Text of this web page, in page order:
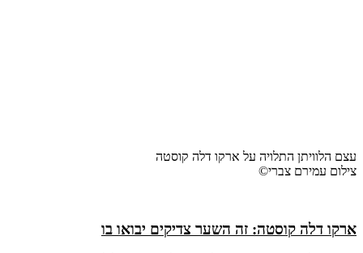
עצם הלוויתן התלויה על ארקו דלה קוסטה
צילום עמירם צברי©
ארקו דלה קוסטה: זה השער צדיקים יבואו בו